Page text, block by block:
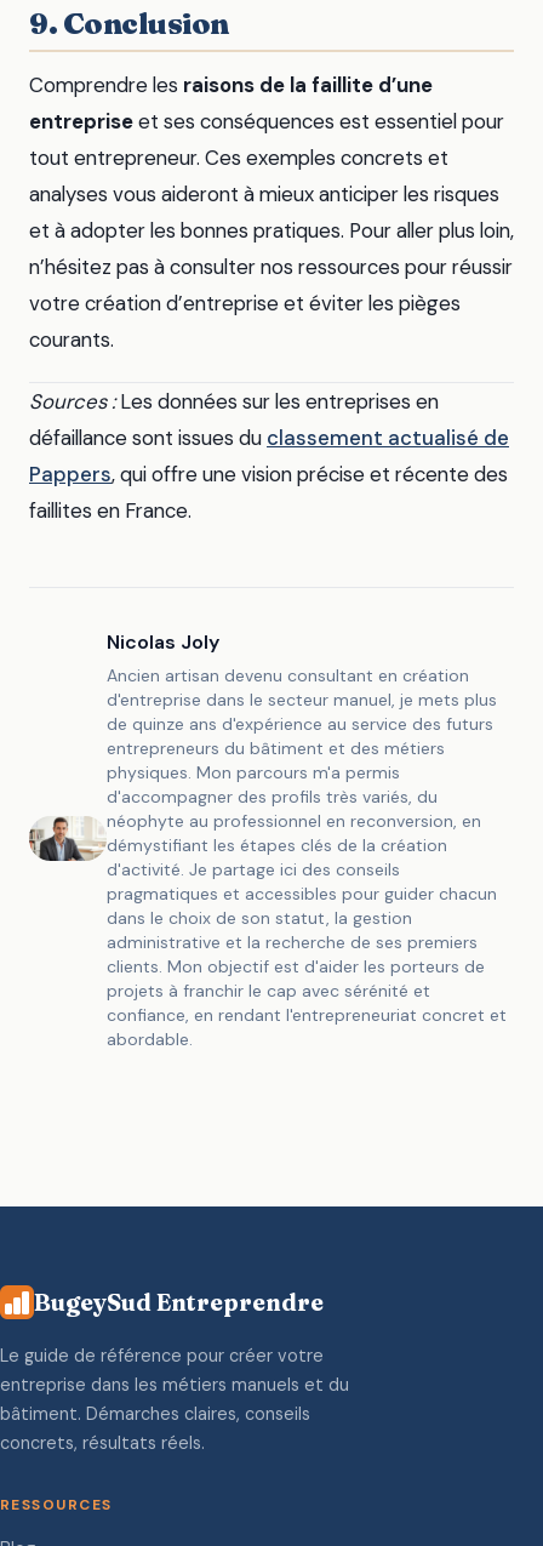
9. Conclusion
Comprendre les raisons de la faillite d’une
entrepriseet ses conséquences est essentiel pour
tout entrepreneur. Ces exemples concrets et
analyses vous aideront à mieux anticiper les risques
et à adopter les bonnes pratiques. Pour aller plus loin,
n’hésitez pas à consulter nos ressources pour réussir
votre création d’entreprise et éviter les pièges
courants.
Sources :Les données sur les entreprises en
défaillance sont issues du classement actualisé de
Pappers, qui offre une vision précise et récente des
faillites en France.
Nicolas Joly
Ancien artisan devenu consultant en création
d'entreprise dans le secteur manuel, je mets plus
de quinze ans d'expérience au service des futurs
entrepreneurs du bâtiment et des métiers
physiques. Mon parcours m'a permis
d'accompagner des profils très variés, du
néophyte au professionnel en reconversion, en
démystifiant les étapes clés de la création
d'activité. Je partage ici des conseils
pragmatiques et accessibles pour guider chacun
dans le choix de son statut, la gestion
administrative et la recherche de ses premiers
clients. Mon objectif est d'aider les porteurs de
projets à franchir le cap avec sérénité et
confiance, en rendant l'entrepreneuriat concret et
abordable.
BugeySud Entreprendre
Le guide de référence pour créer votre
entreprise dans les métiers manuels et du
bâtiment. Démarches claires, conseils
concrets, résultats réels.
RESSOURCES